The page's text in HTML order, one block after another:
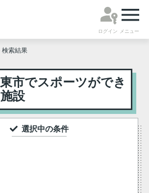
ログイン メニュー
検索結果
市でスポーツができ
設
選択中の条件